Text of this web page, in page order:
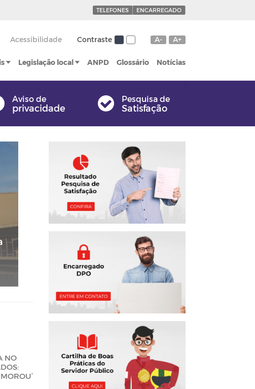
TELEFONES ENCARREGADO
A- A+
Contraste
Acessibilidade
Legislação local ANPD Glossário Notícias
Aviso de
privacidade
Pesquisa de
Satisfação
NO